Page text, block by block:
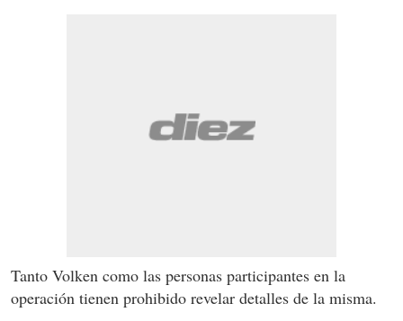
Tanto Volken como las personas participantes en la
operación tienen prohibido revelar detalles de la misma.